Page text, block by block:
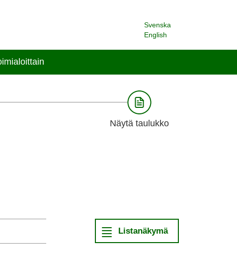
Svenska
English
Näytä taulukko